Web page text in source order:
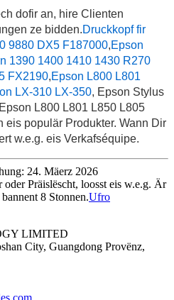
dofir an, hire Clienten
ze bidden.Druckkopf fir
9880 DX5 F187000,Epson
1390 1400 1410 1430 R270
FX2190,Epson L800 L801
LX-310 LX-350, Epson Stylus
L800 L801 L850 L805
eis populär Produkter. Wann Dir
w.e.g. eis Verkafséquipe.
24. Mäerz 2026
Präislëscht, loosst eis w.e.g. Är
8 Stonnen.Ufro
LIMITED
City, Guangdong Provënz,